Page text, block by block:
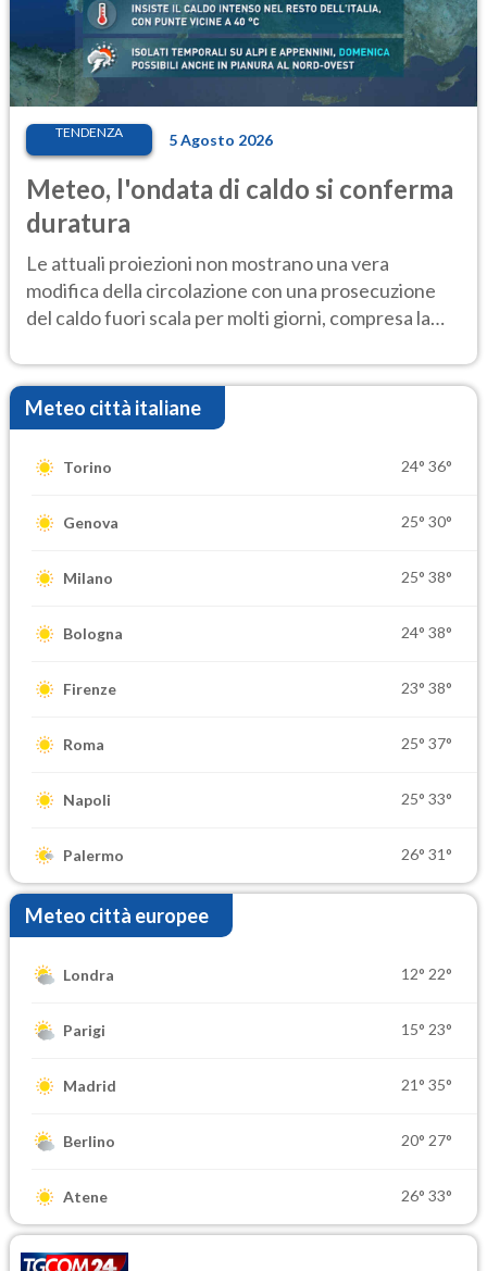
TENDENZA 5 Agosto 2026
Meteo, l'ondata di caldo si conferma
duratura
Le attuali proiezioni non mostrano una vera
modifica della circolazione con una prosecuzione
del caldo fuori scala per molti giorni, compresa la
Meteo città italiane
Torino 24° 36°
Genova 25° 30°
Milano 25° 38°
Bologna 24° 38°
Firenze 23° 38°
Roma 25° 37°
Napoli 25° 33°
Palermo 26° 31°
Meteo città europee
Londra 12° 22°
Parigi 15° 23°
Madrid 21° 35°
Berlino 20° 27°
Atene 26° 33°